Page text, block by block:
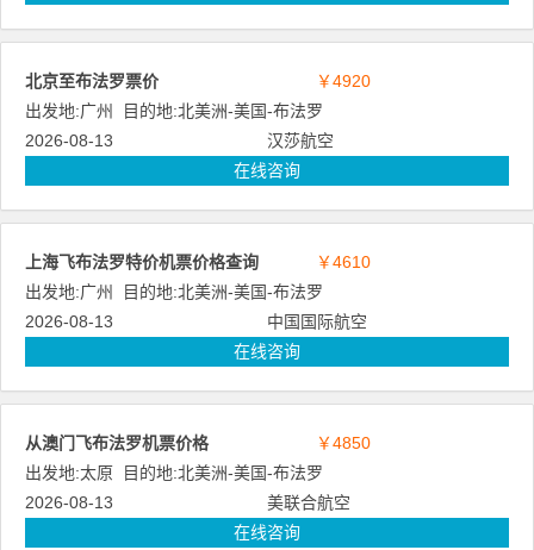
北京至布法罗票价
￥4920
出发地:广州 目的地:北美洲-美国-布法罗
2026-08-13
汉莎航空
在线咨询
上海飞布法罗特价机票价格查询
￥4610
出发地:广州 目的地:北美洲-美国-布法罗
2026-08-13
中国国际航空
在线咨询
从澳门飞布法罗机票价格
￥4850
出发地:太原 目的地:北美洲-美国-布法罗
2026-08-13
美联合航空
在线咨询